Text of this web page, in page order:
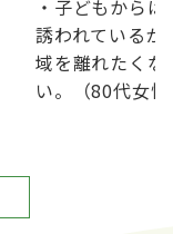
・子どもから
誘われているが
域を離れたくな
い。（80代女